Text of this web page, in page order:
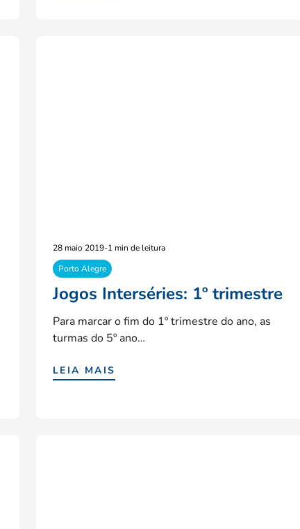
28 maio 2019-1 min de leitura
Porto Alegre
Jogos Interséries: 1º trimestre
Para marcar o fim do 1º trimestre do ano, as
turmas do 5º ano…
LEIA MAIS